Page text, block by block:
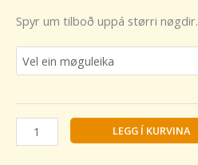
Spyr um tilboð uppá størri nøgdir.
LEGG Í KURVINA